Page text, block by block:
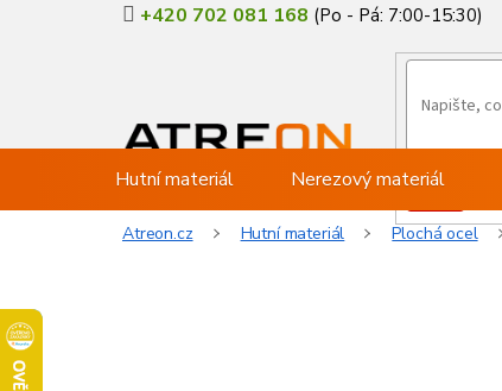
+420 702 081 168
Hutní materiál Nerezový materiál
Atreon.cz Hutní materiál Plochá ocel